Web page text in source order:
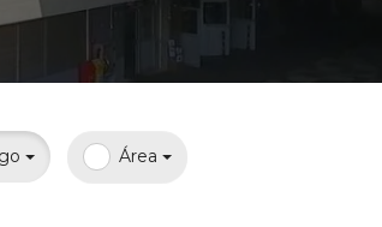
acadêmico
Área